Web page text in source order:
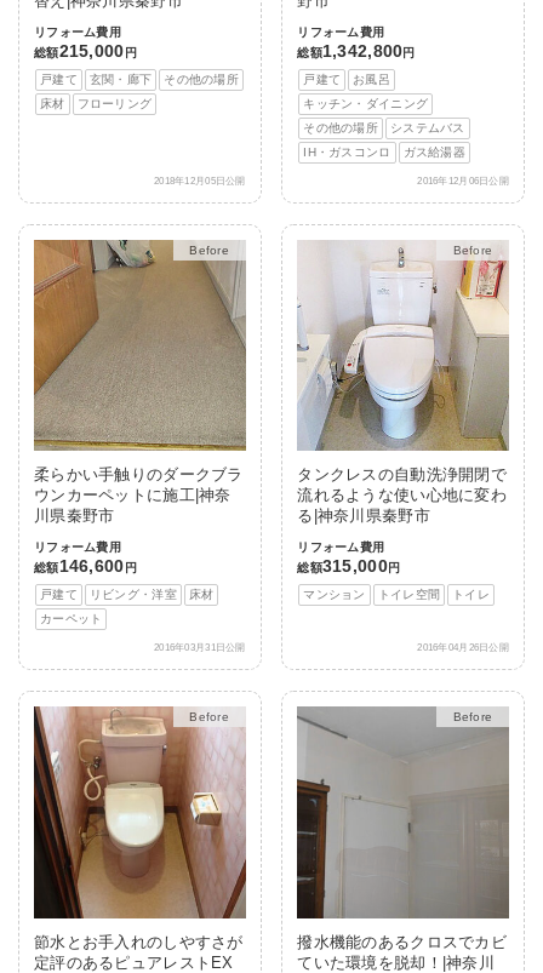
リフォーム費用
総額215,000 円
戸建て
玄関・廊下
その他の場所
床材
フローリング
2018年12月05日公開
リフォーム費用
総額1,342,800円
戸建て
お風呂
キッチン・ダイニング
その他の場所
システムバス
IH・ガスコンロ
ガス給湯器
2016年12月06日公開
After
柔らかい手触りのダークブラ
ウンカーペットに施工|神奈
川県秦野市
リフォーム費用
総額146,600 円
戸建て
リビング・洋室
床材
カーペット
2016年03月31日公開
After
タンクレスの自動洗浄開閉で
流れるような使い心地に変わ
る|神奈川県秦野市
リフォーム費用
総額315,000円
マンション
トイレ空間 トイレ
2016年04月26日公開
After
節水とお手入れのしやすさが
定評のあるピュアレストEX
After
撥水機能のあるクロスでカビ
ていた環境を脱却！|神奈川